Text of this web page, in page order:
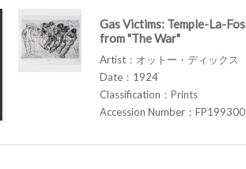
Gas Victims: Temple-La-
from "The War"
Artist：オットー・ディック
Date：1924
Classification：Prints
Accession Number：